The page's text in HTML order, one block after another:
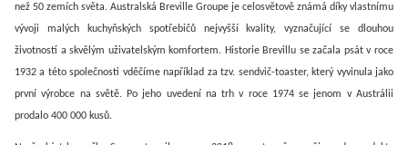
než 50 zemích světa. Australská Breville Groupe je celosvětově známá díky vlastnímu
vývoji malých kuchyňských spotřebičů nejvyšší kvality, vyznačující se dlouhou
životností a skvělým uživatelským komfortem. Historie Brevillu se začala psát v roce
1932 a této společnosti vděčíme například za tzv. sendvič-toaster, který vyvinula jako
první výrobce na světě. Po jeho uvedení na trh v roce 1974 se jenom v Austrálii
prodalo 400 000 kusů.